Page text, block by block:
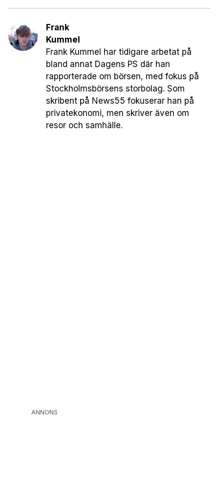
Frank
Kummel
Frank Kummel har tidigare arbetat på
bland annat Dagens PS där han
rapporterade om börsen, med fokus på
Stockholmsbörsens storbolag. Som
skribent på News55 fokuserar han på
privatekonomi, men skriver även om
resor och samhälle.
ANNONS